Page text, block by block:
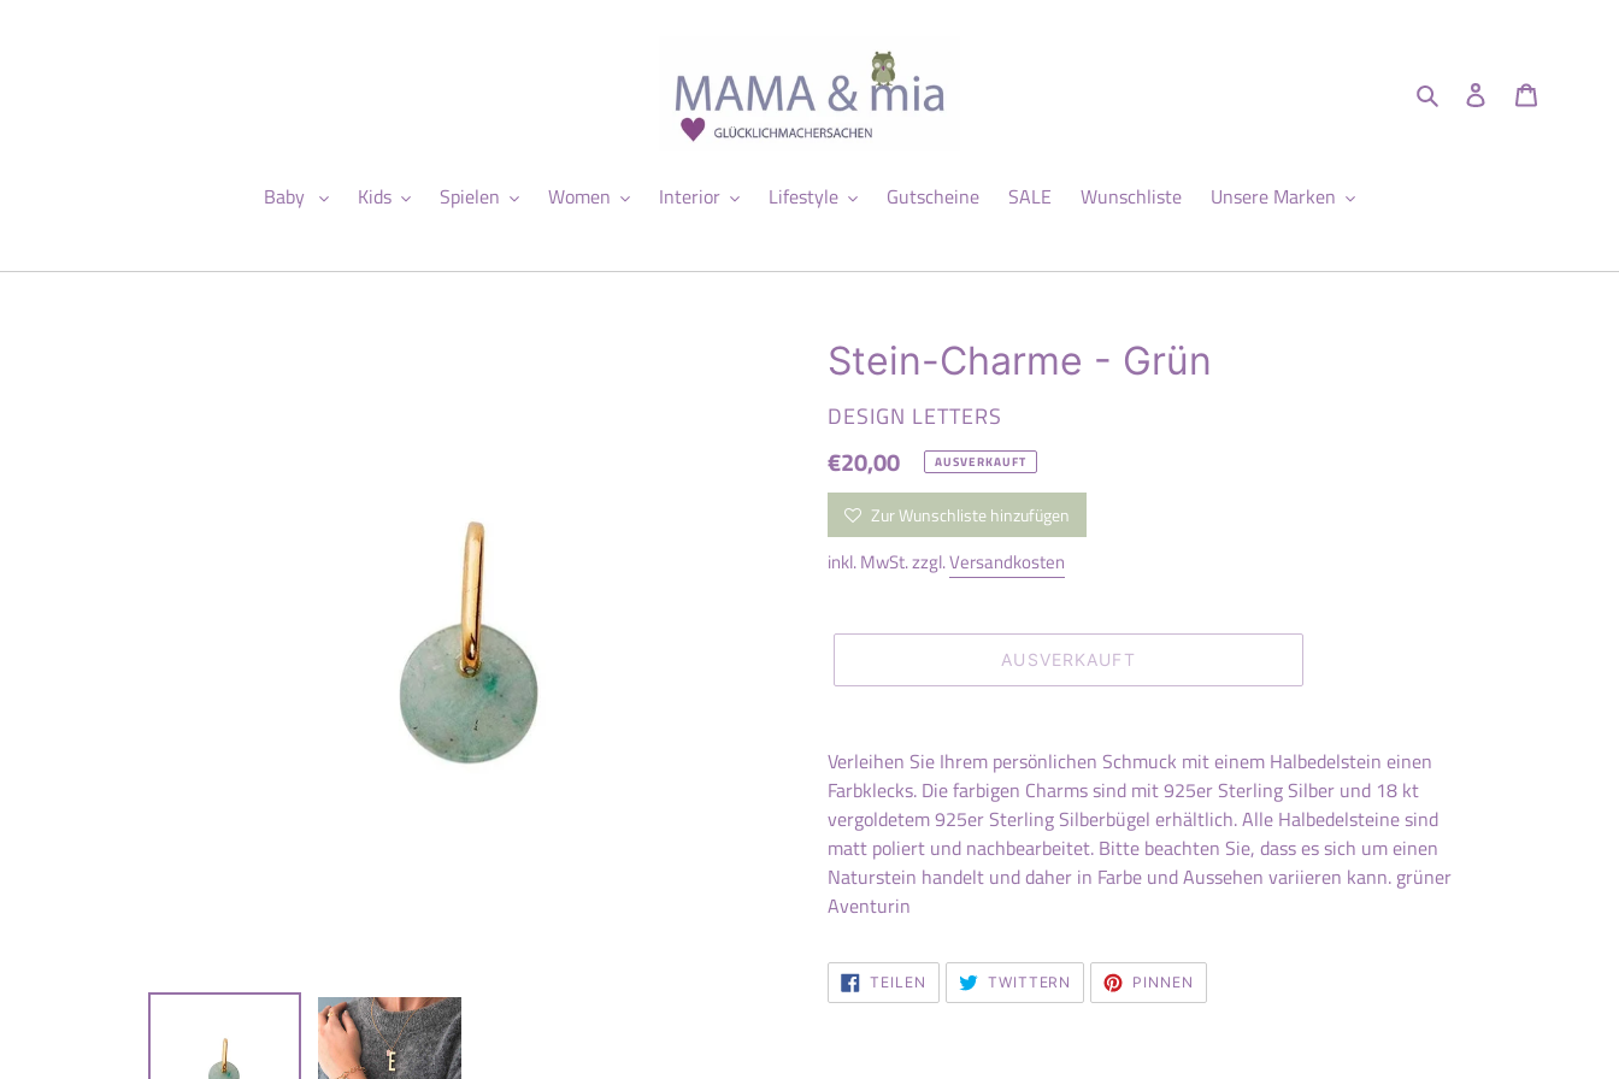
Suchen Einloggen
Baby Kids Spielen Women Interior Lifestyle Gutscheine SALE Wunschliste Unsere Marken
Stein-Charme - Grün
VERKÄUFER
DESIGN LETTERS
Normaler
Preis
€20,00 AUSVERKAUFT
Zur Wunschliste hinzufügen
inkl. MwSt. zzgl.Versandkosten
AUSVERKAUFT
wird
zum
Warenkorb
hinzugefügt
Verleihen Sie Ihrem persönlichen Schmuck mit einem Halbedelstein einen
Farbklecks. Die farbigen Charms sind mit 925er Sterling Silber und 18 kt
vergoldetem 925er Sterling Silberbügel erhältlich. Alle Halbedelsteine sind
matt poliert und nachbearbeitet. Bitte beachten Sie, dass es sich um einen
Naturstein handelt und daher in Farbe und Aussehen variieren kann. grüner
Aventurin
TEILEN
FACEBOOK
TEILEN
TWITTERN
TWITTER
TWITTERN
PINNEN
PINNEN